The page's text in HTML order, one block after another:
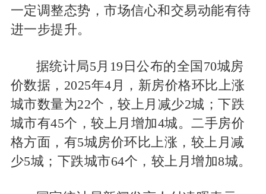
一定调整态势，市场信心和交易动能有待
进一步提升。
据统计局5月19日公布的全国70城房
价数据，2025年4月，新房价格环比上涨
城市数量为22个，较上月减少2城；下跌
城市有45个，较上月增加4城。二手房价
格方面，有5城房价环比上涨，较上月减
少5城；下跌城市64个，较上月增加8城。